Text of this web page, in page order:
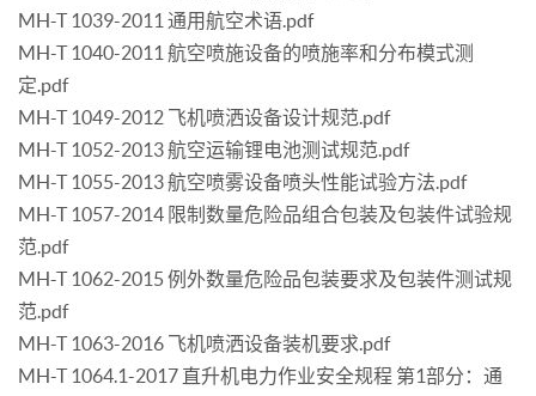
MH-T 1039-2011 通用航空术语.pdf
MH-T 1040-2011 航空喷施设备的喷施率和分布模式测
定.pdf
MH-T 1049-2012 飞机喷洒设备设计规范.pdf
MH-T 1052-2013 航空运输锂电池测试规范.pdf
MH-T 1055-2013 航空喷雾设备喷头性能试验方法.pdf
MH-T 1057-2014 限制数量危险品组合包装及包装件试验规
范.pdf
MH-T 1062-2015 例外数量危险品包装要求及包装件测试规
范.pdf
MH-T 1063-2016 飞机喷洒设备装机要求.pdf
MH-T 1064.1-2017 直升机电力作业安全规程 第1部分：通